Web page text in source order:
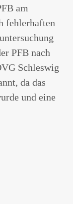
am
fehlerhaften
PFB nach
Schleswig
da das
und eine